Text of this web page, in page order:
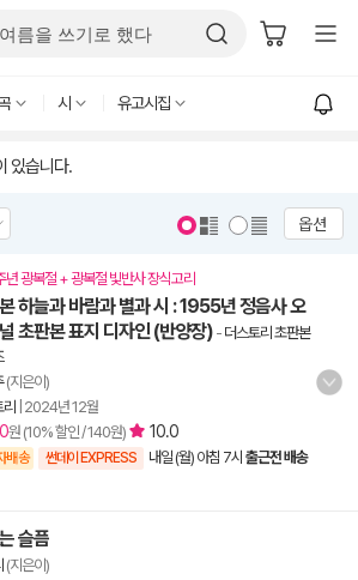
시 유고시집
있습니다.
옵션
년 광복절 + 광복절 빛반사 장식고리
하늘과 바람과 별과 시 : 1955년 정음사 오
초판본 표지 디자인 (반양장) - 더스토리 초판본
(지은이)
2024년 12월
원 (10% 할인 / 140원) 10.0
배송 썬데이 EXPRESS 내일 (월) 아침 7시 출근전 배송
슬픔
(지은이)